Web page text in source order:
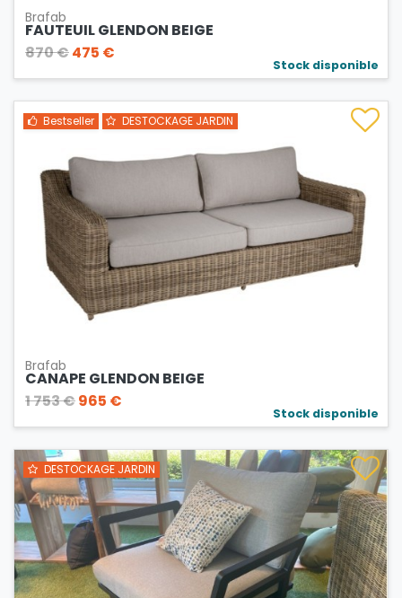
Brafab
FAUTEUIL GLENDON BEIGE
870 €475 €
Stock disponible
Bestseller DESTOCKAGE JARDIN
Brafab
CANAPE GLENDON BEIGE
1 753 €965 €
Stock disponible
DESTOCKAGE JARDIN